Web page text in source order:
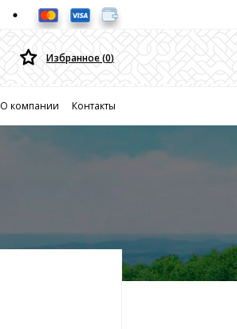
Избранное (0)
О компании Контакты